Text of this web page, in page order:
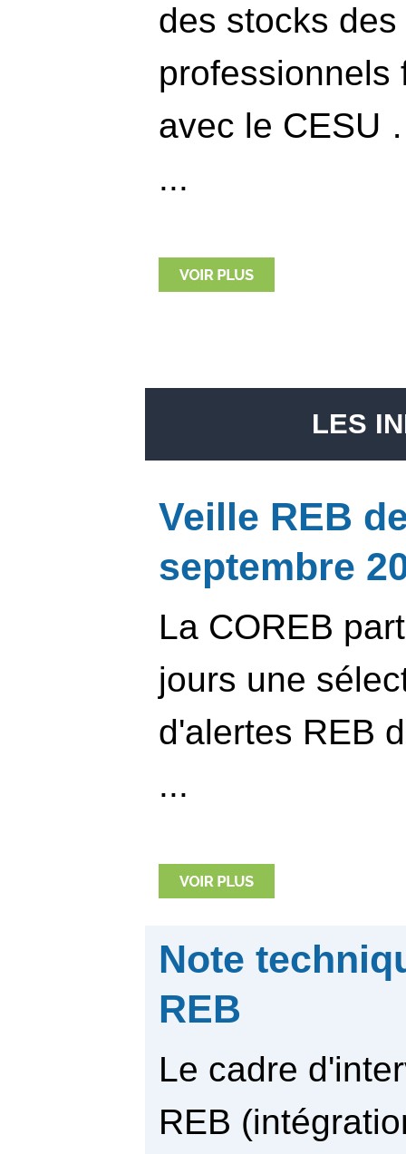
des stocks
professionnels
avec le CESU
...
LES
Veille REB
septembre
La COREB
jours une
d'alertes REB
...
Note
REB
Le cadre
REB